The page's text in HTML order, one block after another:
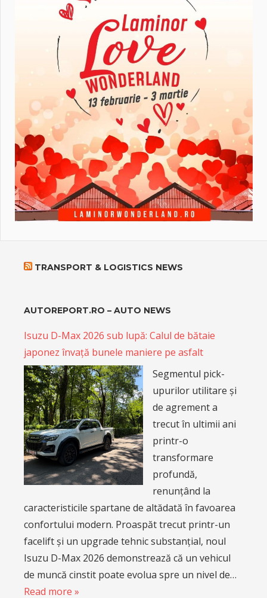
TRANSPORT & LOGISTICS NEWS
AUTOREPORT.RO – AUTO NEWS
Isuzu D-Max 2026 sub lupă: Calul de bătaie
japonez învață bunele maniere pe asfalt
Segmentul pick-
upurilor utilitare și
de agrement a
trecut în ultimii ani
printr-o
transformare
profundă,
renunțând la
caracteristicile spartane de altădată în favoarea
confortului modern. Proaspăt trecut printr-un
facelift și un upgrade tehnic substanțial, noul
Isuzu D-Max 2026 demonstrează că un vehicul
de muncă cinstit poate evolua spre un nivel de…
Read more »